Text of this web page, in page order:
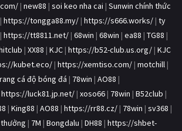
| new88 | soi keo nha cai | Sunwin chính thức
| https://tongga88.my/ | https://s666.works/ | ty
| https://tt8811.net/ | 68win | 68win | ea88 | TG88 |
| XX88 | KJC | https://b52-club.us.org/ | KJC
kubet.eco/ | https://xemtiso.com/ | motchill |
cá độ bóng đá | 78win | AO88 |
https://luck81.jp.net/ | xoso66 | 78win | B52club |
| King88 | AO88 | https://rr88.cz/ | 78win | sv368 |
| 7M | Bongdalu | DH88 | https://shbet-